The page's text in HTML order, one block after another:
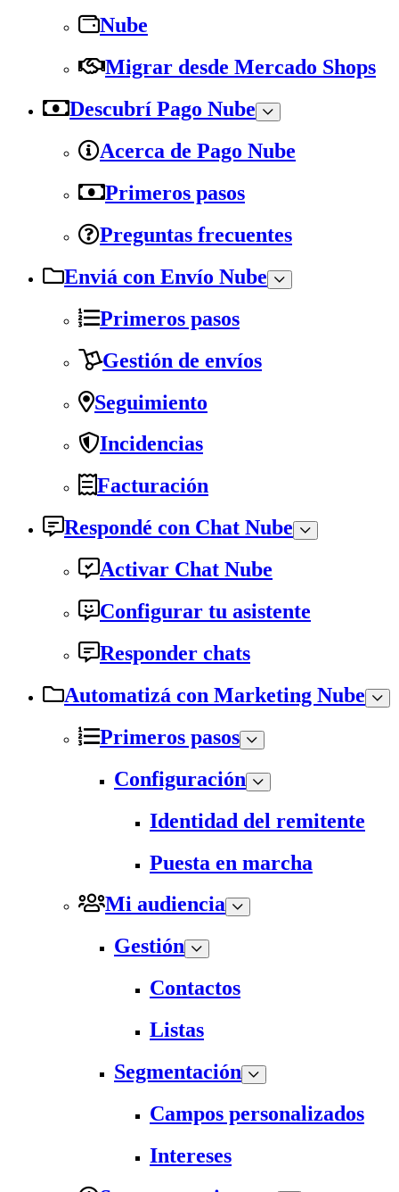
Nube
Migrar desde Mercado Shops
Descubrí Pago Nube
Acerca de Pago Nube
Primeros pasos
Preguntas frecuentes
Enviá con Envío Nube
Primeros pasos
Gestión de envíos
Seguimiento
Incidencias
Facturación
Respondé con Chat Nube
Activar Chat Nube
Configurar tu asistente
Responder chats
Automatizá con Marketing Nube
Primeros pasos
Configuración
Identidad del remitente
Puesta en marcha
Mi audiencia
Gestión
Contactos
Listas
Segmentación
Campos personalizados
Intereses